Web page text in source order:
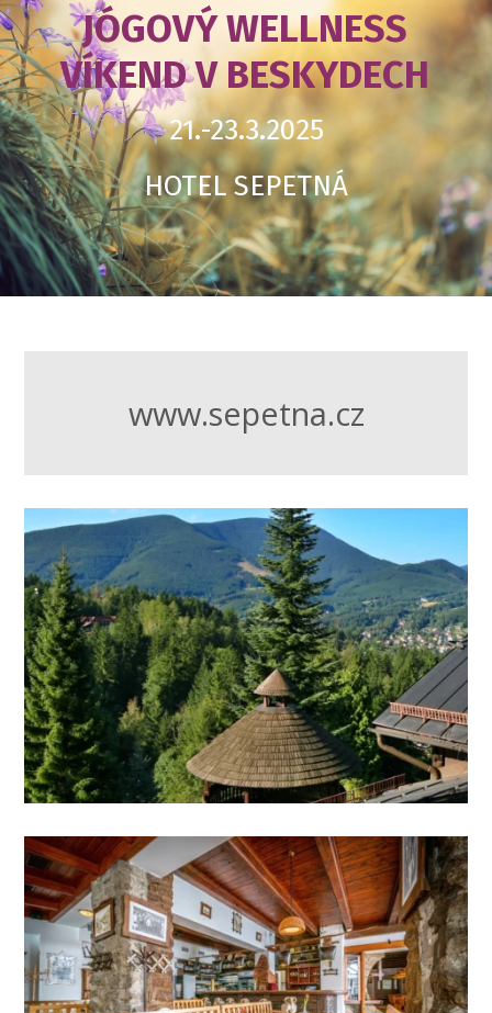
JÓGOVÝ WELLNESS
VÍKEND V BESKYDECH
21.-23.3.2025
HOTEL SEPETNÁ
www.sepetna.cz